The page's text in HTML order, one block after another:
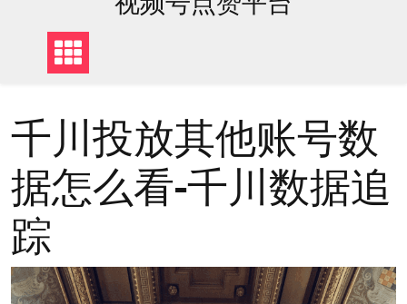
千川投放其他账号数
据怎么看-千川数据追
踪